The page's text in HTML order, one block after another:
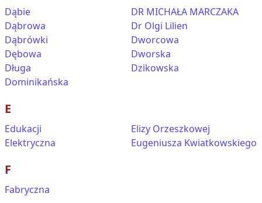
Dąbie
Dąbrowa
Dąbrówki
Dębowa
Długa
Dominikańska
DR MICHAŁA MARCZAKA
Dr Olgi Lilien
Dworcowa
Dworska
Dzikowska
E
Edukacji
Elektryczna
Elizy Orzeszkowej
Eugeniusza Kwiatkowskiego
F
Fabryczna